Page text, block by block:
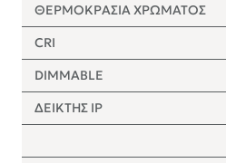
ΘΕΡΜΟΚΡΑΣΙΑ ΧΡΩΜΑΤΟΣ
CRI
DIMMABLE
ΔΕΙΚΤΗΣ IP